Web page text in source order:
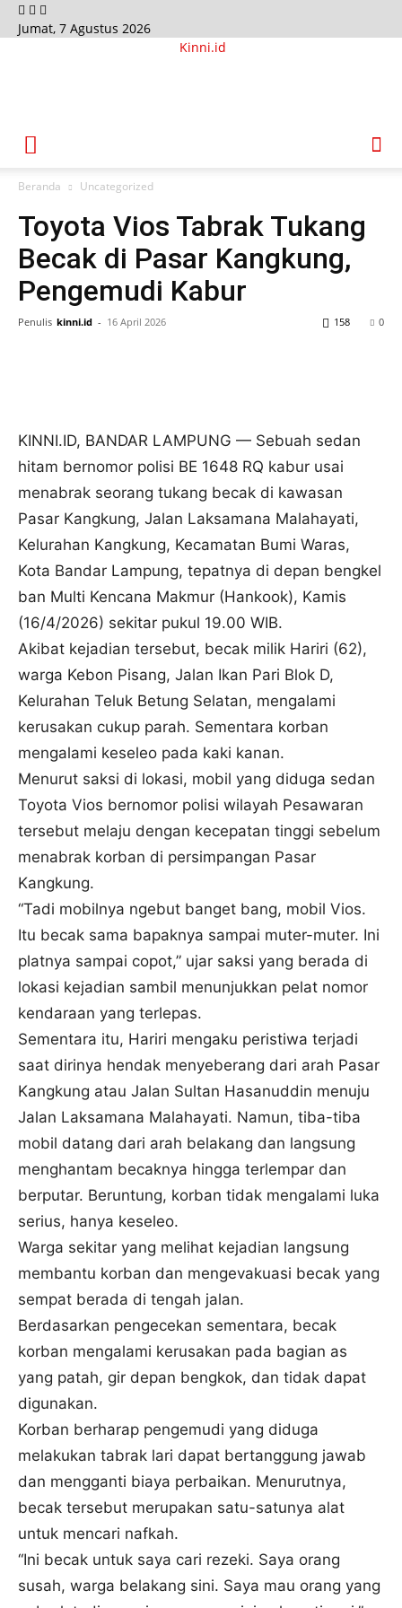
Jumat, 7 Agustus 2026
Kinni.id
Beranda Uncategorized
Toyota Vios Tabrak Tukang
Becak di Pasar Kangkung,
Pengemudi Kabur
Penulis kinni.id - 16 April 2026 0
158
KINNI.ID, BANDAR LAMPUNG — Sebuah sedan
hitam bernomor polisi BE 1648 RQ kabur usai
menabrak seorang tukang becak di kawasan
Pasar Kangkung, Jalan Laksamana Malahayati,
Kelurahan Kangkung, Kecamatan Bumi Waras,
Kota Bandar Lampung, tepatnya di depan bengkel
ban Multi Kencana Makmur (Hankook), Kamis
(16/4/2026) sekitar pukul 19.00 WIB.
Akibat kejadian tersebut, becak milik Hariri (62),
warga Kebon Pisang, Jalan Ikan Pari Blok D,
Kelurahan Teluk Betung Selatan, mengalami
kerusakan cukup parah. Sementara korban
mengalami keseleo pada kaki kanan.
Menurut saksi di lokasi, mobil yang diduga sedan
Toyota Vios bernomor polisi wilayah Pesawaran
tersebut melaju dengan kecepatan tinggi sebelum
menabrak korban di persimpangan Pasar
Kangkung.
“Tadi mobilnya ngebut banget bang, mobil Vios.
Itu becak sama bapaknya sampai muter-muter. Ini
platnya sampai copot,” ujar saksi yang berada di
lokasi kejadian sambil menunjukkan pelat nomor
kendaraan yang terlepas.
Sementara itu, Hariri mengaku peristiwa terjadi
saat dirinya hendak menyeberang dari arah Pasar
Kangkung atau Jalan Sultan Hasanuddin menuju
Jalan Laksamana Malahayati. Namun, tiba-tiba
mobil datang dari arah belakang dan langsung
menghantam becaknya hingga terlempar dan
berputar. Beruntung, korban tidak mengalami luka
serius, hanya keseleo.
Warga sekitar yang melihat kejadian langsung
membantu korban dan mengevakuasi becak yang
sempat berada di tengah jalan.
Berdasarkan pengecekan sementara, becak
korban mengalami kerusakan pada bagian as
yang patah, gir depan bengkok, dan tidak dapat
digunakan.
Korban berharap pengemudi yang diduga
melakukan tabrak lari dapat bertanggung jawab
dan mengganti biaya perbaikan. Menurutnya,
becak tersebut merupakan satu-satunya alat
untuk mencari nafkah.
“Ini becak untuk saya cari rezeki. Saya orang
susah, warga belakang sini. Saya mau orang yang